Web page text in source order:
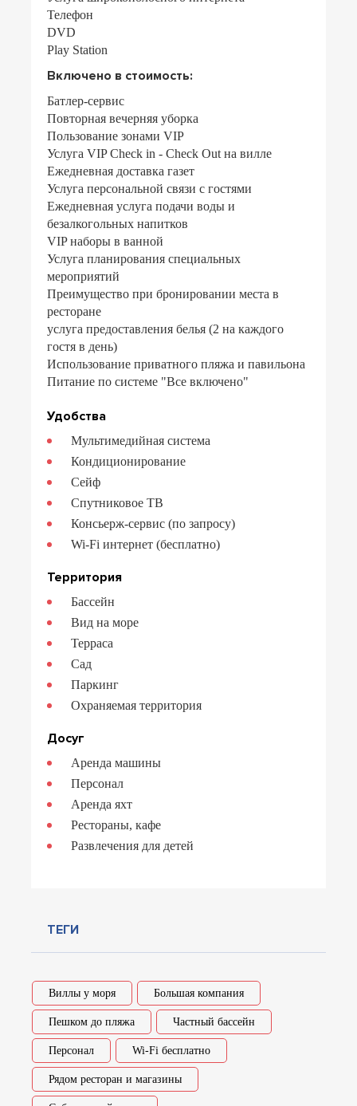
Телефон
DVD
Play Station
Включено в стоимость:
Батлер-сервис
Повторная вечерняя уборка
Пользование зонами VIP
Услуга VIP Check in - Check Out на вилле
Ежедневная доставка газет
Услуга персональной связи с гостями
Ежедневная услуга подачи воды и
безалкогольных напитков
VIP наборы в ванной
Услуга планирования специальных
мероприятий
Преимущество при бронировании места в
ресторане
услуга предоставления белья (2 на каждого
гостя в день)
Использование приватного пляжа и павильона
Питание по системе "Все включено"
Удобства
Мультимедийная система
Кондиционирование
Сейф
Спутниковое ТВ
Консьерж-сервис (по запросу)
Wi-Fi интернет (бесплатно)
Территория
Бассейн
Вид на море
Терраса
Сад
Паркинг
Охраняемая территория
Досуг
Аренда машины
Персонал
Аренда яхт
Рестораны, кафе
Развлечения для детей
ТЕГИ
Виллы у моря Большая компания
Пешком до пляжа Частный бассейн
Персонал Wi-Fi бесплатно
Рядом ресторан и магазины